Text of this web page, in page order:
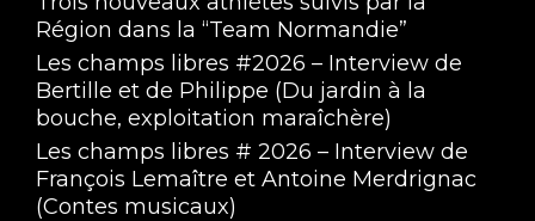
Région dans la “Team Normandie”
Les champs libres #2026 – Interview de
Bertille et de Philippe (Du jardin à la
bouche, exploitation maraîchère)
Les champs libres # 2026 – Interview de
François Lemaître et Antoine Merdrignac
(Contes musicaux)